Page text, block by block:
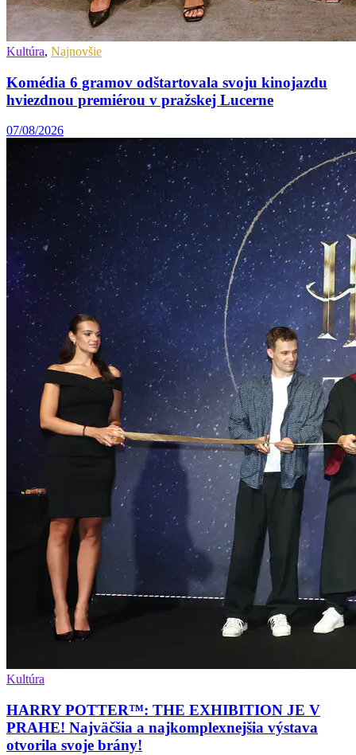
Kultúra, Najnovšie
Komédia 6 gramov odštartovala svoju kinojazdu
hviezdnou premiérou v pražskej Lucerne
07/08/2026
Kultúra
HARRY POTTER™: THE EXHIBITION JE V
PRAHE! Najväčšia a najkomplexnejšia výstava
otvorila svoje brány!